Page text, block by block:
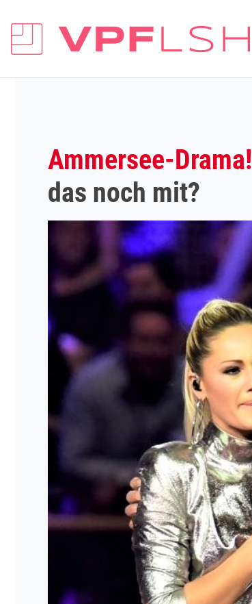
Ammersee-Drama!
das noch mit?